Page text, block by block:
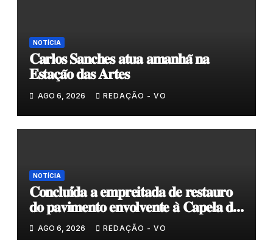
NOTÍCIA
𝐂𝐚𝐫𝐥𝐨𝐬 𝐒𝐚𝐧𝐜𝐡𝐞𝐬 𝐚𝐭𝐮𝐚 𝐚𝐦𝐚𝐧𝐡𝐚̃ 𝐧𝐚
𝐄𝐬𝐭𝐚𝐜̧𝐚̃𝐨 𝐝𝐚𝐬 𝐀𝐫𝐭𝐞𝐬
AGO 6, 2026 REDAÇÃO - VO
NOTÍCIA
𝐂𝐨𝐧𝐜𝐥𝐮𝐢́𝐝𝐚 𝐚 𝐞𝐦𝐩𝐫𝐞𝐢𝐭𝐚𝐝𝐚 𝐝𝐞 𝐫𝐞𝐬𝐭𝐚𝐮𝐫𝐨
𝐝𝐨 𝐩𝐚𝐯𝐢𝐦𝐞𝐧𝐭𝐨 𝐞𝐧𝐯𝐨𝐥𝐯𝐞𝐧𝐭𝐞 𝐚̀ 𝐂𝐚𝐩𝐞𝐥𝐚 𝐝𝐞
𝐂𝐨𝐯𝐚𝐬
AGO 6, 2026 REDAÇÃO - VO